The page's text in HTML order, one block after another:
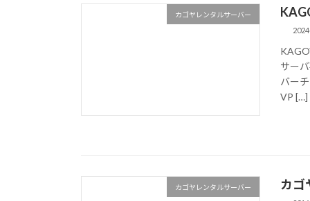
カゴヤレンタルサーバー
サー
バー
VP […]
カゴヤレンタルサーバー カゴ